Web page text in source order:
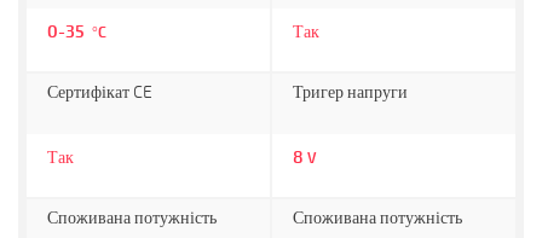
0-35 °C Так
Сертифікат CE
Так
Тригер напруги
8 V
Споживана потужність Споживана потужність